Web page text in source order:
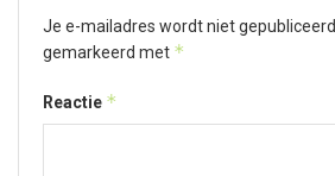
Je e-mailadres wordt niet gepubliceerd.
gemarkeerd met *
Reactie *